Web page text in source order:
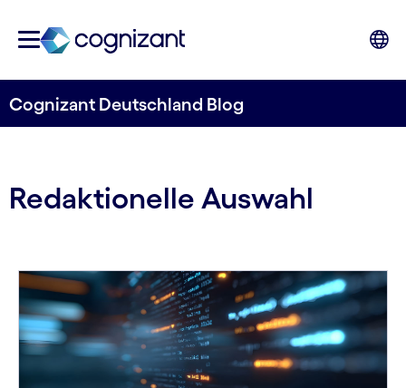
Cognizant Deutschland Blog
Redaktionelle Auswahl